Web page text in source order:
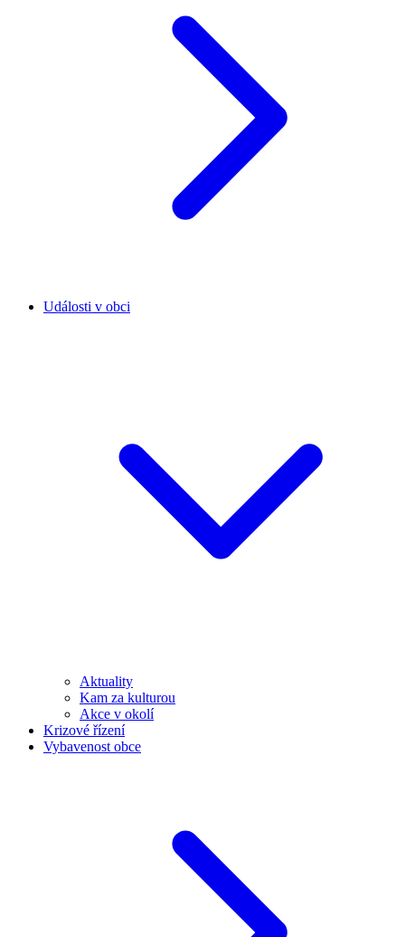
Události v obci
Aktuality
Kam za kulturou
Akce v okolí
Krizové řízení
Vybavenost obce